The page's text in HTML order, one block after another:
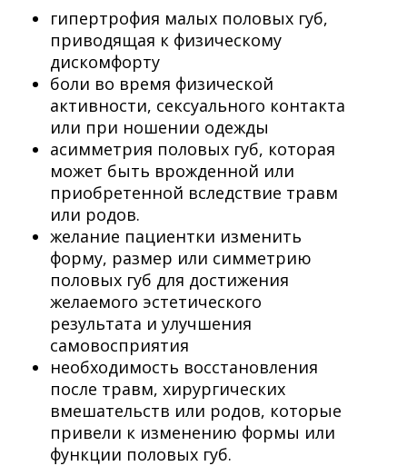
гипертрофия малых половых губ,
приводящая к физическому
дискомфорту
боли во время физической
активности, сексуального контакта
или при ношении одежды
асимметрия половых губ, которая
может быть врожденной или
приобретенной вследствие травм
или родов.
желание пациентки изменить
форму, размер или симметрию
половых губ для достижения
желаемого эстетического
результата и улучшения
самовосприятия
необходимость восстановления
после травм, хирургических
вмешательств или родов, которые
привели к изменению формы или
функции половых губ.